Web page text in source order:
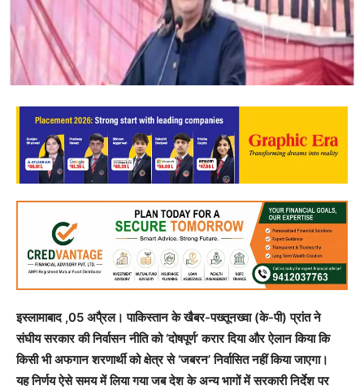
इस्लामाबाद ,05 अपै्रल। पाकिस्तान के खैबर-पख्तूनख्वा (के-पी) प्रांत ने
संघीय सरकार की निर्वासन नीति को ‘दोषपूर्ण’ करार दिया और ऐलान किया कि
किसी भी अफगान शरणार्थी को क्षेत्र से ‘जबरन’ निर्वासित नहीं किया जाएगा।
यह निर्णय ऐसे समय में लिया गया जब देश के अन्य भागों में सरकारी निर्देश पर